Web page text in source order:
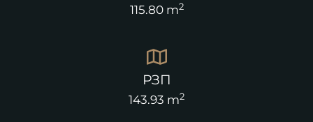
115.80 m2
РЗП
143.93 m2